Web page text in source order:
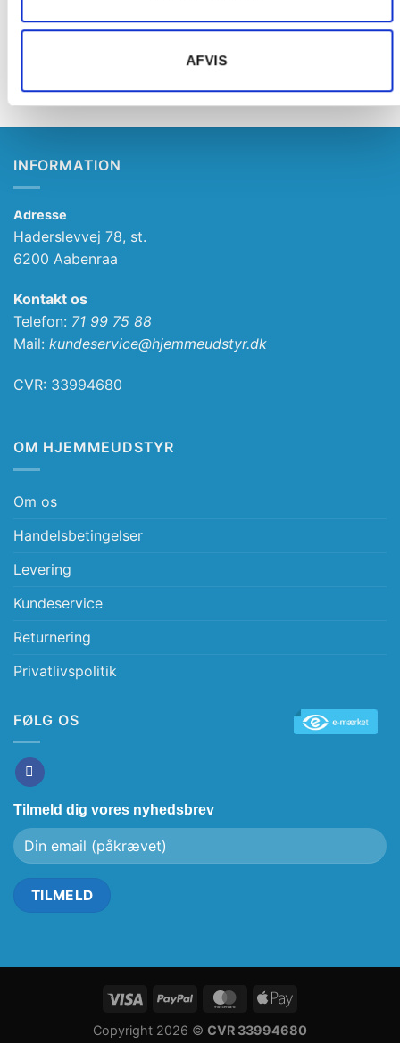
AFVIS
EL BILER- BØRN
3.499,00
EL BILER- BØRN
gummidæk
1.499,00
INFORMATION
Adresse
Haderslevvej 78, st.
6200 Aabenraa
Kontakt os
Telefon: 71 99 75 88
Mail: kundeservice@hjemmeudstyr.dk
CVR: 33994680
OM HJEMMEUDSTYR
Om os
Handelsbetingelser
Levering
Kundeservice
Returnering
Privatlivspolitik
FØLG OS
Tilmeld dig vores nyhedsbrev
Copyright 2026 © CVR 33994680